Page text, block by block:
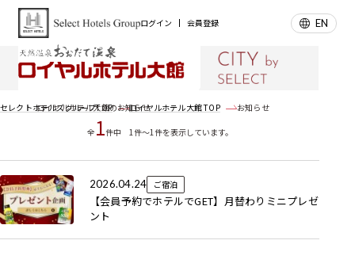
ログイン 会員登録 EN
ロイヤルホテル大館のお知らせ
News
セレクトホテルズグループTOP ロイヤルホテル大館 TOP お知らせ
全 1件中 1件～1件を表示しています。
2026.04.24 ご宿泊
【会員予約でホテルでGET】月替わりミニプレゼ
ント